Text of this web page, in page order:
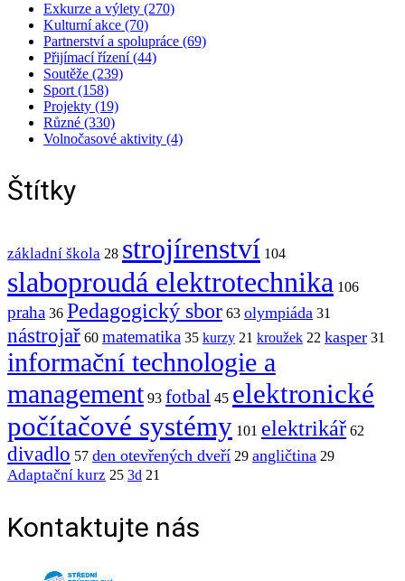
Exkurze a výlety (270)
Kulturní akce (70)
Partnerství a spolupráce (69)
Přijímací řízení (44)
Soutěže (239)
Sport (158)
Projekty (19)
Různé (330)
Volnočasové aktivity (4)
Štítky
základní škola 28 strojírenství 104
slaboproudá elektrotechnika 106
praha 36 Pedagogický sbor 63 olympiáda 31
nástrojař 60 matematika 35 kurzy 21 kroužek 22 kasper 31
informační technologie a
management 93 fotbal 45 elektronické
počítačové systémy 101 elektrikář 62
divadlo 57 den otevřených dveří 29 angličtina 29
Adaptační kurz 25 3d 21
Kontaktujte nás